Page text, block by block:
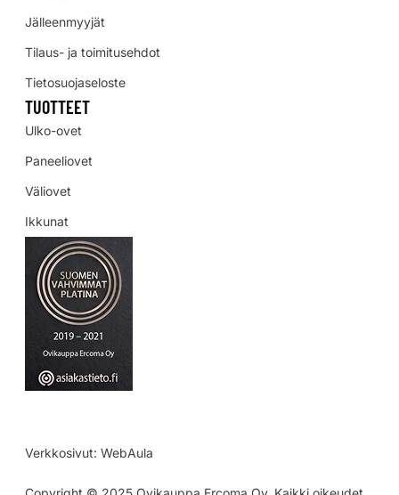
Jälleenmyyjät
Tilaus- ja toimitusehdot
Tietosuojaseloste
TUOTTEET
Ulko-ovet
Paneeliovet
Väliovet
Ikkunat
Verkkosivut: WebAula